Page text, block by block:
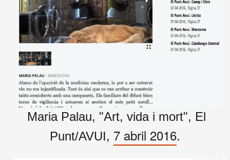
Maria Palau, "Art, vida i mort", El
Punt/AVUI, 7 abril 2016.